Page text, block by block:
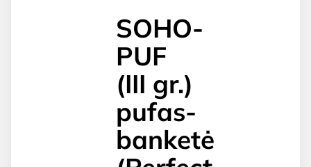
SOHO-
PUF
(III gr.)
pufas-
banketė